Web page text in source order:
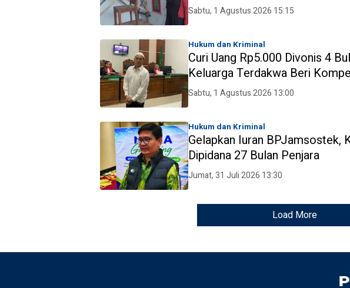
Sabtu, 1 Agustus 2026 15:15
Hukum dan Kriminal
Curi Uang Rp5.000 Divonis 4
Keluarga Terdakwa Beri
kepada Korban
Sabtu, 1 Agustus 2026 13:00
Hukum dan Kriminal
Gelapkan Iuran BPJamsostek,
Dipidana 27 Bulan Penjara
Jumat, 31 Juli 2026 13:30
Load More